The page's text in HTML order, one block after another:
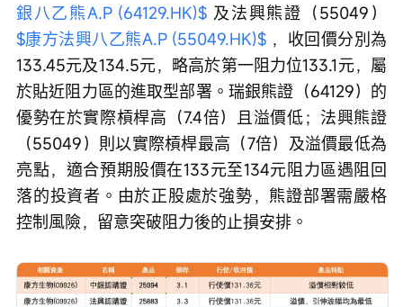
銀八乙熊A.P (64129.HK)$ 及法興熊證（55049）
$康方法興八乙熊A.P (55049.HK)$ ，收回價分別為
133.45元及134.5元，略高於第一阻力位133.1元，屬
於貼近阻力區的進取型部署。瑞銀熊證（64129）的
優勢在於實際槓桿高（7.4倍）且溢價低；法興熊證
（55049）則以實際槓桿最高（7倍）及溢價最低為
亮點，適合預期股價在133元至134元阻力區遇阻回
落的投資者。由於正股處於強勢，熊證部署需嚴格
控制風險，留意突破阻力後的止損安排。